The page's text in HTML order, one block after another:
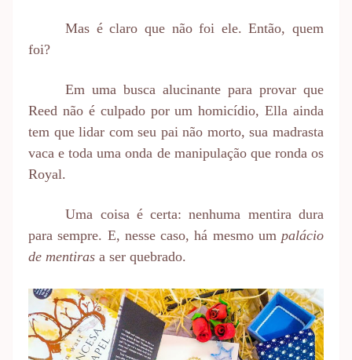
Mas é claro que não foi ele. Então, quem
foi?
Em uma busca alucinante para provar que
Reed não é culpado por um homicídio, Ella ainda
tem que lidar com seu pai não morto, sua madrasta
vaca e toda uma onda de manipulação que ronda os
Royal.
Uma coisa é certa: nenhuma mentira dura
para sempre. E, nesse caso, há mesmo um palácio
de mentiras a ser quebrado.